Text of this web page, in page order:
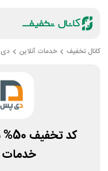
کانال تخفیف خدمات آنلاین
کد